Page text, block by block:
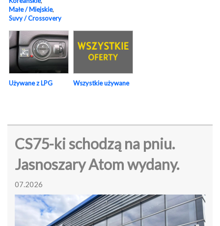
Małe / Miejskie,
Suvy / Crossovery
Używane z LPG Wszystkie używane
CS75-ki schodzą na pniu.
Jasnoszary Atom wydany.
07.2026